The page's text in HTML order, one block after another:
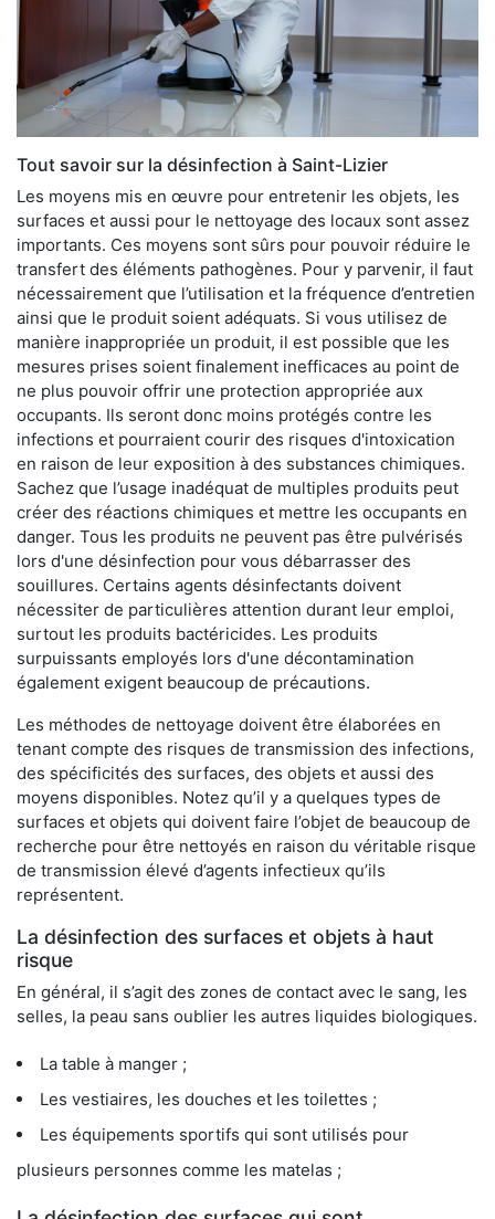
Tout savoir sur la désinfection à Saint-Lizier
Les moyens mis en œuvre pour entretenir les objets, les
surfaces et aussi pour le nettoyage des locaux sont assez
importants. Ces moyens sont sûrs pour pouvoir réduire le
transfert des éléments pathogènes. Pour y parvenir, il faut
nécessairement que l’utilisation et la fréquence d’entretien
ainsi que le produit soient adéquats. Si vous utilisez de
manière inappropriée un produit, il est possible que les
mesures prises soient finalement inefficaces au point de
ne plus pouvoir offrir une protection appropriée aux
occupants. Ils seront donc moins protégés contre les
infections et pourraient courir des risques d'intoxication
en raison de leur exposition à des substances chimiques.
Sachez que l’usage inadéquat de multiples produits peut
créer des réactions chimiques et mettre les occupants en
danger. Tous les produits ne peuvent pas être pulvérisés
lors d'une désinfection pour vous débarrasser des
souillures. Certains agents désinfectants doivent
nécessiter de particulières attention durant leur emploi,
surtout les produits bactéricides. Les produits
surpuissants employés lors d'une décontamination
également exigent beaucoup de précautions.
Les méthodes de nettoyage doivent être élaborées en
tenant compte des risques de transmission des infections,
des spécificités des surfaces, des objets et aussi des
moyens disponibles. Notez qu’il y a quelques types de
surfaces et objets qui doivent faire l’objet de beaucoup de
recherche pour être nettoyés en raison du véritable risque
de transmission élevé d’agents infectieux qu’ils
représentent.
La désinfection des surfaces et objets à haut
risque
En général, il s’agit des zones de contact avec le sang, les
selles, la peau sans oublier les autres liquides biologiques.
La table à manger ;
Les vestiaires, les douches et les toilettes ;
Les équipements sportifs qui sont utilisés pour
plusieurs personnes comme les matelas ;